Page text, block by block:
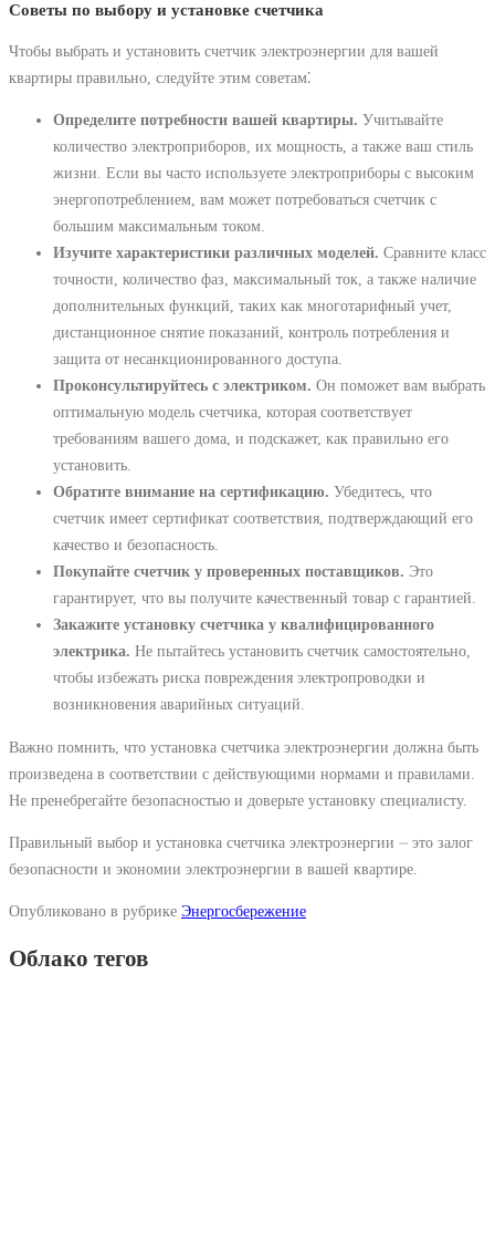
Советы по выбору и установке счетчика
Чтобы выбрать и установить счетчик электроэнергии для вашей
квартиры правильно, следуйте этим советам⁚
Определите потребности вашей квартиры. Учитывайте
количество электроприборов, их мощность, а также ваш стиль
жизни. Если вы часто используете электроприборы с высоким
энергопотреблением, вам может потребоваться счетчик с
большим максимальным током.
Изучите характеристики различных моделей. Сравните класс
точности, количество фаз, максимальный ток, а также наличие
дополнительных функций, таких как многотарифный учет,
дистанционное снятие показаний, контроль потребления и
защита от несанкционированного доступа.
Проконсультируйтесь с электриком. Он поможет вам выбрать
оптимальную модель счетчика, которая соответствует
требованиям вашего дома, и подскажет, как правильно его
установить.
Обратите внимание на сертификацию. Убедитесь, что
счетчик имеет сертификат соответствия, подтверждающий его
качество и безопасность.
Покупайте счетчик у проверенных поставщиков. Это
гарантирует, что вы получите качественный товар с гарантией.
Закажите установку счетчика у квалифицированного
электрика. Не пытайтесь установить счетчик самостоятельно,
чтобы избежать риска повреждения электропроводки и
возникновения аварийных ситуаций.
Важно помнить, что установка счетчика электроэнергии должна быть
произведена в соответствии с действующими нормами и правилами.
Не пренебрегайте безопасностью и доверьте установку специалисту.
Правильный выбор и установка счетчика электроэнергии ⏤ это залог
безопасности и экономии электроэнергии в вашей квартире.
Опубликовано в рубрике Энергосбережение
Облако тегов